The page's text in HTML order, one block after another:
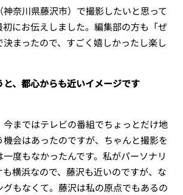
奈川県藤沢市）で撮影したいと思って
初にお伝えしました。編集部の方も「ぜ
まったので、すごく嬉しかったし楽し
、都心からも近いイメージです
まではテレビの番組でちょっとだけ地
会はあったのですが、ちゃんと撮影を
度もなかったんです。私がパーソナリ
横浜なので、藤沢も近いのですが、な
もなくて。藤沢は私の原点でもあるの